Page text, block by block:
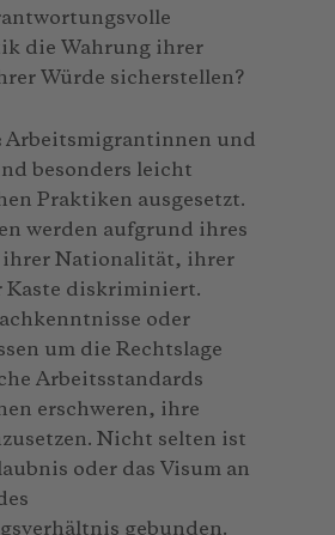
die Wahrung ihrer
Würde sicherstellen?
Arbeitsmigrantinnen und
besonders leicht
Praktiken ausgesetzt.
werden aufgrund ihres
ihrer Nationalität, ihrer
Kaste diskriminiert.
oder
um die Rechtslage
Arbeitsstandards
erschweren, ihre
Nicht selten ist
oder das Visum an
gebunden.